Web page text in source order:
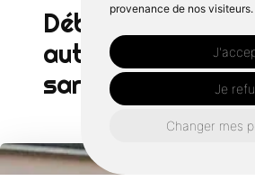
provenance de nos visiteurs.
Je
Changer mes
Débroussaillage
autour de Neuville
sarthe :